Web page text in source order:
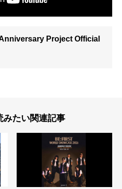
Project Official
みたい関連記事